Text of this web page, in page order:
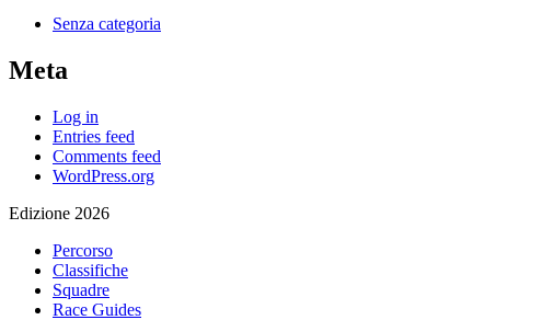
Senza categoria
Meta
Log in
Entries feed
Comments feed
WordPress.org
Edizione 2026
Percorso
Classifiche
Squadre
Race Guides